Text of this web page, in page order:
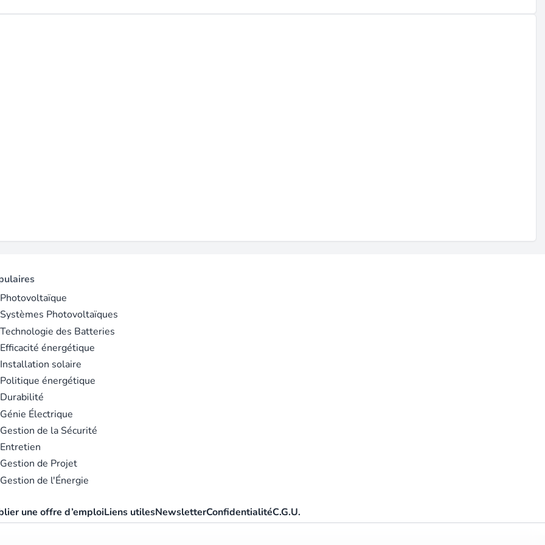
Photovoltaïques
des Batteries
énergétique
solaire
énergétique
Électrique
de la Sécurité
de Projet
de l'Énergie
une offre d’emploiLiens utilesNewsletterConfidentialitéC.G.U.